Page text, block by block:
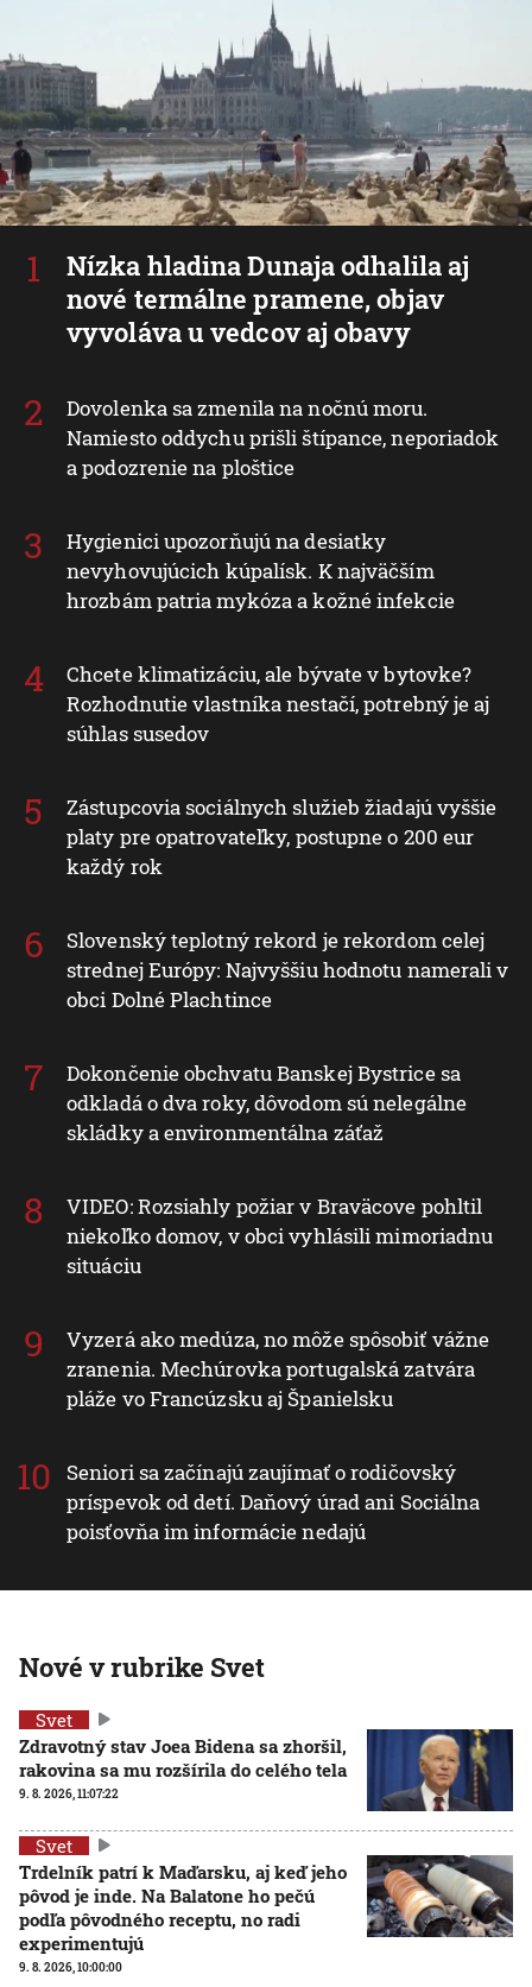
Nízka hladina Dunaja odhalila aj
nové termálne pramene, objav
vyvoláva u vedcov aj obavy
Dovolenka sa zmenila na nočnú moru.
Namiesto oddychu prišli štípance, neporiadok
a podozrenie na ploštice
Hygienici upozorňujú na desiatky
nevyhovujúcich kúpalísk. K najväčším
hrozbám patria mykóza a kožné infekcie
Chcete klimatizáciu, ale bývate v bytovke?
Rozhodnutie vlastníka nestačí, potrebný je aj
súhlas susedov
Zástupcovia sociálnych služieb žiadajú vyššie
platy pre opatrovateľky, postupne o 200 eur
každý rok
Slovenský teplotný rekord je rekordom celej
strednej Európy: Najvyššiu hodnotu namerali v
obci Dolné Plachtince
Dokončenie obchvatu Banskej Bystrice sa
odkladá o dva roky, dôvodom sú nelegálne
skládky a environmentálna záťaž
VIDEO: Rozsiahly požiar v Braväcove pohltil
niekoľko domov, v obci vyhlásili mimoriadnu
situáciu
Vyzerá ako medúza, no môže spôsobiť vážne
zranenia. Mechúrovka portugalská zatvára
pláže vo Francúzsku aj Španielsku
Seniori sa začínajú zaujímať o rodičovský
príspevok od detí. Daňový úrad ani Sociálna
poisťovňa im informácie nedajú
Nové v rubrike Svet
Svet
Zdravotný stav Joea Bidena sa zhoršil,
rakovina sa mu rozšírila do celého tela
9. 8. 2026, 11:07:22
Svet
Trdelník patrí k Maďarsku, aj keď jeho
pôvod je inde. Na Balatone ho pečú
podľa pôvodného receptu, no radi
experimentujú
9. 8. 2026, 10:00:00